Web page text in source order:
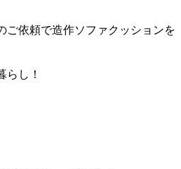
ご依頼で造作ソファクッションを
らし！